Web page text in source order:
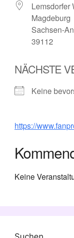
Lemsdorfer
Magdeburg
Sachsen-
39112
NÄCHSTE
Keine
https://
Keine